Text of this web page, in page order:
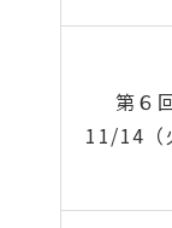
第６
11/14（